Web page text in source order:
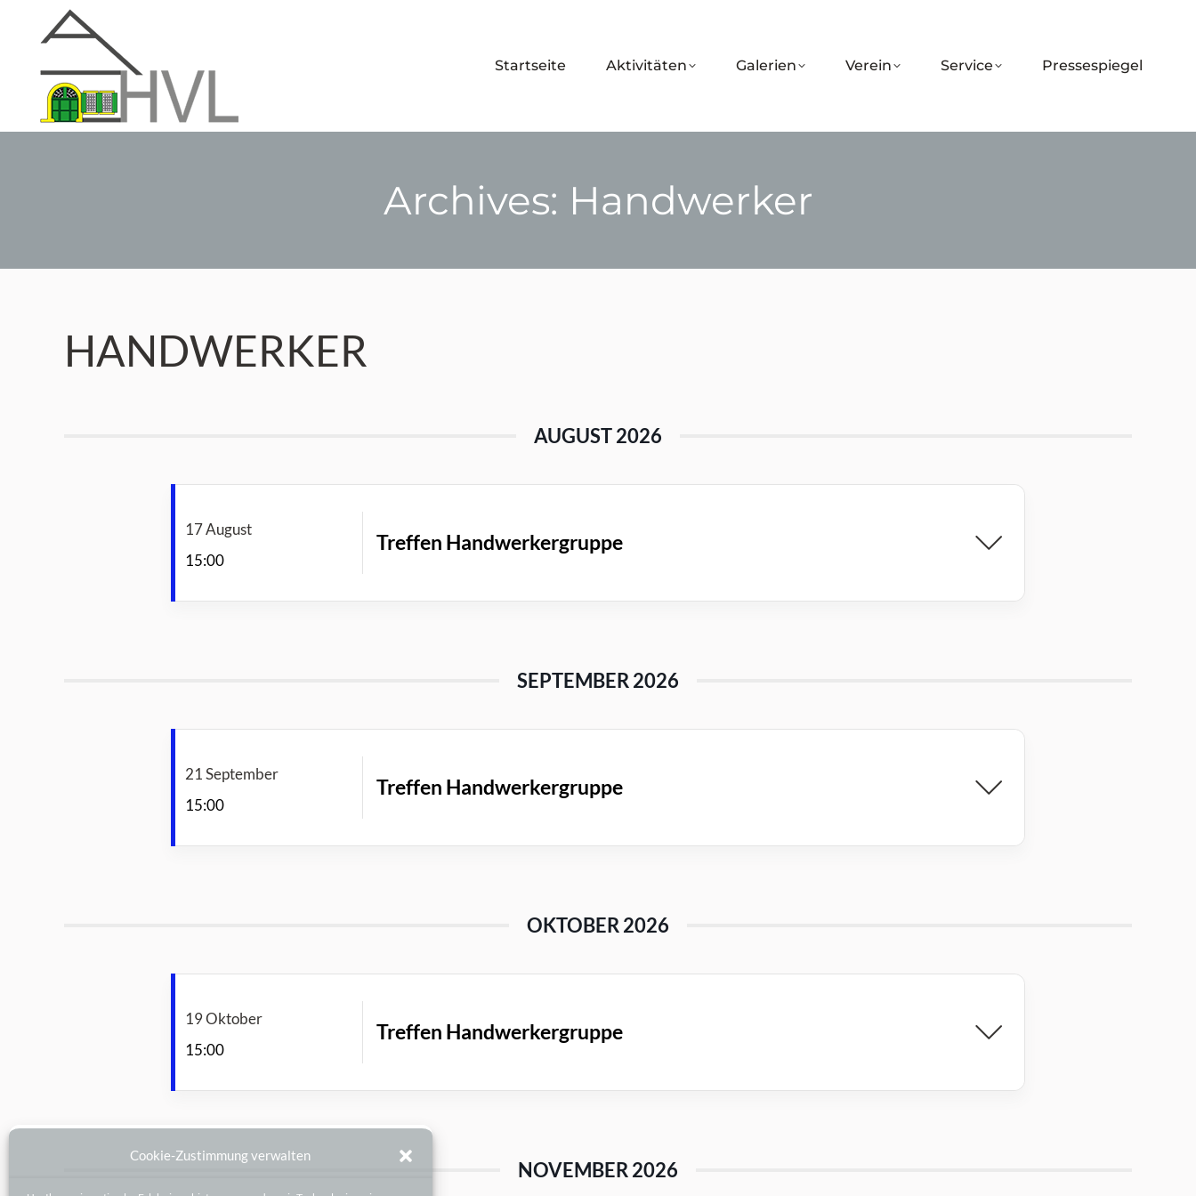
Cookie-Zustimmung verwalten
Startseite Aktivitäten Galerien Verein Service Pressespiegel
Archives: Handwerker
HANDWERKER
AUGUST 2026
17 August
15:00
Treffen Handwerkergruppe
SEPTEMBER 2026
21 September
15:00
Treffen Handwerkergruppe
OKTOBER 2026
19 Oktober
15:00
Treffen Handwerkergruppe
NOVEMBER 2026